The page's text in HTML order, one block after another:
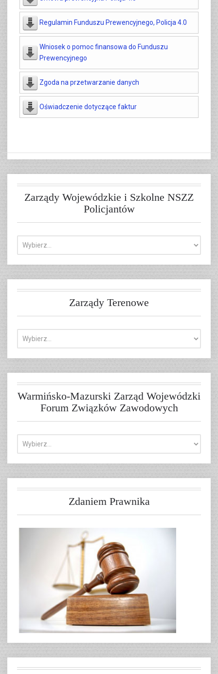
Regulamin Funduszu Prewencyjnego, Policja 4.0
Wniosek o pomoc finansowa do Funduszu
Prewencyjnego
Zgoda na przetwarzanie danych
Oświadczenie dotyczące faktur
Zarządy Wojewódzkie i Szkolne NSZZ
Policjantów
Zarządy Terenowe
Warmińsko-Mazurski Zarząd Wojewódzki
Forum Związków Zawodowych
Zdaniem Prawnika